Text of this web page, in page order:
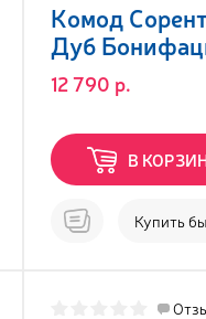
Комод
Дуб
12 790 р.
В
Купить